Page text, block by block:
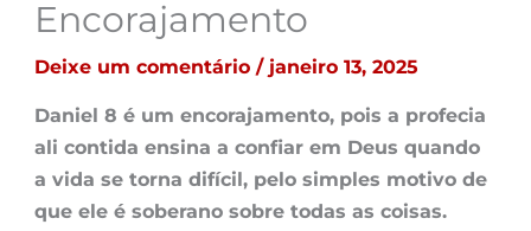
Encorajamento
Deixe um comentário / janeiro 13, 2025
Daniel 8 é um encorajamento, pois a profecia
ali contida ensina a confiar em Deus quando
a vida se torna difícil, pelo simples motivo de
que ele é soberano sobre todas as coisas.